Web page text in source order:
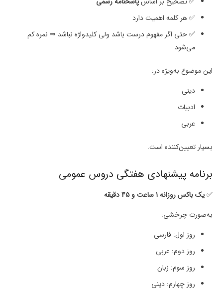
✅ هر کلمه اهمیت دارد
✅ حتی اگر مفهوم درست باشد ولی کلیدواژه نباشد ⇒ نمره کم
می‌شود
این موضوع به‌ویژه در:
دینی
ادبیات
عربی
بسیار تعیین‌کننده است.
برنامه پیشنهادی هفتگی دروس عمومی
✅یک باکس روزانه ۱ ساعت و ۴۵ دقیقه
به‌صورت چرخشی:
روز اول: فارسی
روز دوم: عربی
روز سوم: زبان
روز چهارم: دینی